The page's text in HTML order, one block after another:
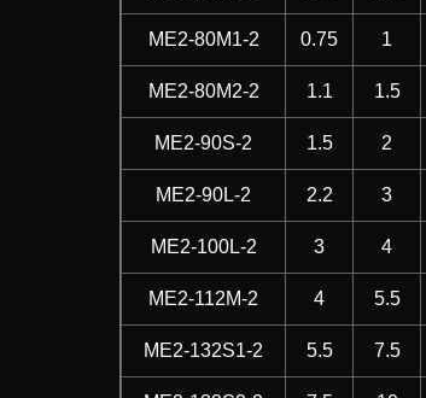
ME2-80M1-2 0.75 1
ME2-80M2-2 1.1 1.5
ME2-90S-2 1.5 2
ME2-90L-2 2.2 3
ME2-100L-2 3 4
ME2-112M-2 4 5.5
ME2-132S1-2 5.5 7.5